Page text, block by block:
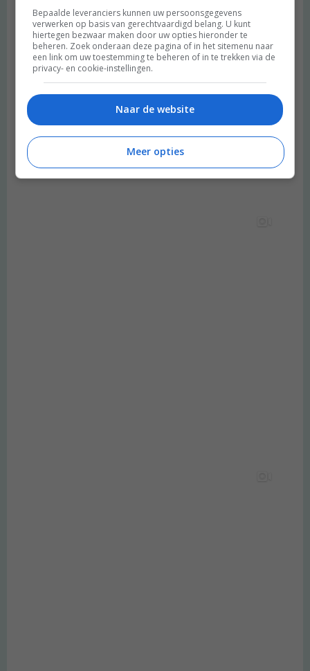
Bepaalde leveranciers kunnen uw persoonsgegevens
verwerken op basis van gerechtvaardigd belang. U kunt
hiertegen bezwaar maken door uw opties hieronder te
beheren. Zoek onderaan deze pagina of in het sitemenu naar
een link om uw toestemming te beheren of in te trekken via de
privacy- en cookie-instellingen.
Naar de website
Meer opties